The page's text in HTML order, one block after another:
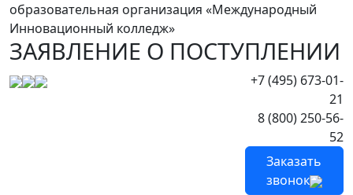
образовательная организация «Международный
Инновационный колледж»
ЗАЯВЛЕНИЕ О ПОСТУПЛЕНИИ
+7 (495) 673-01-
21
8 (800) 250-56-
52
Заказать
звонок